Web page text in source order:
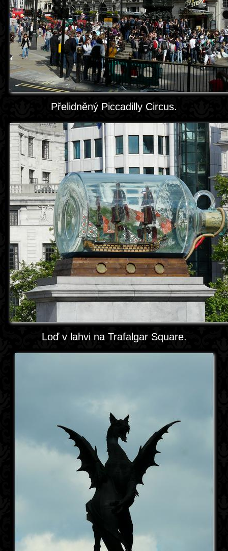
Přelidněný Piccadilly Circus.
Loď v lahvi na Trafalgar Square.